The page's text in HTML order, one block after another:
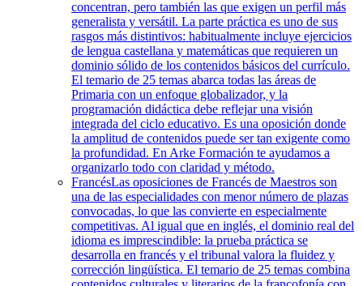
concentran, pero también las que exigen un perfil más
generalista y versátil. La parte práctica es uno de sus
rasgos más distintivos: habitualmente incluye ejercicios
de lengua castellana y matemáticas que requieren un
dominio sólido de los contenidos básicos del currículo.
El temario de 25 temas abarca todas las áreas de
Primaria con un enfoque globalizador, y la
programación didáctica debe reflejar una visión
integrada del ciclo educativo. Es una oposición donde
la amplitud de contenidos puede ser tan exigente como
la profundidad. En Arke Formación te ayudamos a
organizarlo todo con claridad y método.
FrancésLas oposiciones de Francés de Maestros son
una de las especialidades con menor número de plazas
convocadas, lo que las convierte en especialmente
competitivas. Al igual que en inglés, el dominio real del
idioma es imprescindible: la prueba práctica se
desarrolla en francés y el tribunal valora la fluidez y
corrección lingüística. El temario de 25 temas combina